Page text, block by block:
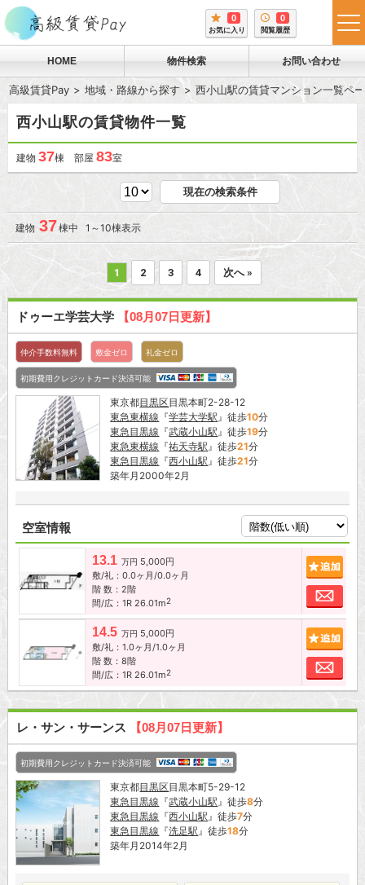
0
お気に入り
0
閲覧履歴
HOME 物件検索 お問い合わせ
高級賃貸Pay 地域・路線から探す 西小山駅の賃貸マンション一覧ペ
西小山駅の賃貸物件一覧
建物 37棟 部屋 83室
現在の検索条件
建物 37棟中 1～10棟表示
1 2 3 4 次へ »
ドゥーエ学芸大学 【08月07日更新】
仲介手数料無料 敷金ゼロ 礼金ゼロ
初期費用クレジットカード決済可能
東京都目黒区目黒本町2-28-12
東急東横線 『学芸大学駅』徒歩10分
東急目黒線 『武蔵小山駅』徒歩19分
東急東横線 『祐天寺駅』徒歩21分
東急目黒線 『西小山駅』徒歩21分
築年月2000年2月
空室情報
13.1 万円 5,000円
敷/礼：0.0ヶ月/0.0ヶ月
階 数：2階
間/広：1R 26.01m2
お
14.5 万円 5,000円
敷/礼：1.0ヶ月/1.0ヶ月
階 数：8階
間/広：1R 26.01m2
お
レ・サン・サーンス 【08月07日更新】
初期費用クレジットカード決済可能
東京都目黒区目黒本町5-29-12
東急目黒線 『武蔵小山駅』徒歩8分
東急目黒線 『西小山駅』徒歩7分
東急目黒線 『洗足駅』徒歩18分
築年月2014年2月